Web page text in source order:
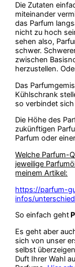
Die Zutaten
miteinander
das Parfum
nicht zu hoch
sehen also,
schwer.
zwischen
herzustellen.
Das
Kühlschrank
so verbindet
Die Höhe des
zukünftigen
Parfum oder
Welche Parfum-
jeweilige
meinem Artikel:
https://parfum-
infos/
So einfach geht
Es geht aber
sich von unser
selbst
Duft Ihrer Wahl